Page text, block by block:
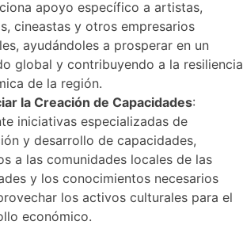
apoyo específico a artistas,
cineastas y otros empresarios
ayudándoles a prosperar en un
global y contribuyendo a la resiliencia
de la región.
la Creación de Capacidades:
iniciativas especializadas de
y desarrollo de capacidades,
a las comunidades locales de las
y los conocimientos necesarios
los activos culturales para el
económico.